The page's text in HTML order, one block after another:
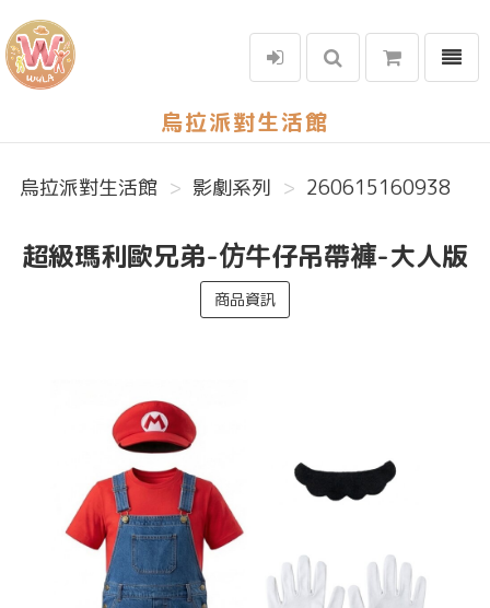
烏拉派對生活館
選單
烏拉派對生活館 影劇系列 260615160938
超級瑪利歐兄弟-仿牛仔吊帶褲-大人版
商品資訊